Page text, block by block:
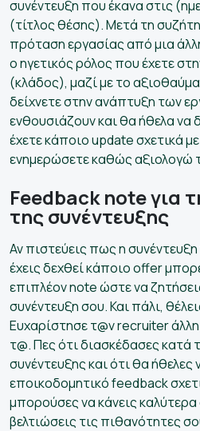
συνέντευξη που έκανα στις
(τίτλος θέσης). Μετά τη
πρόταση εργασίας από μια
ο ηγετικός ρόλος που έχετε
(κλάδος), μαζί με το
δείχνετε στην ανάπτυξη των
ενθουσιάζουν και θα ήθελα να
έχετε κάποιο update σχετικά
ενημερώσετε καθώς αξιολογώ
Feedback note για
της συνέντευξης
Αν πιστεύεις πως η
έχεις δεχθεί κάποιο offer
επιπλέον note ώστε να
συνέντευξη σου. Και πάλι,
Ευχαρίστησε τ@ν recruiter
τ@. Πες ότι διασκέδασες κατά
συνέντευξης και ότι θα ήθελες
εποικοδομητικό feedback
μπορούσες να κάνεις
βελτιώσεις τις πιθανότητες